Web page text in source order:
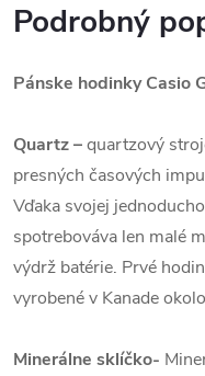
Podrobný
Pánske hodinky Casio
Quartz–quartzový
presných časových
Vďaka svojej
spotrebováva len malé
výdrž batérie. Prvé
vyrobené v Kanade
Minerálne sklíčko-